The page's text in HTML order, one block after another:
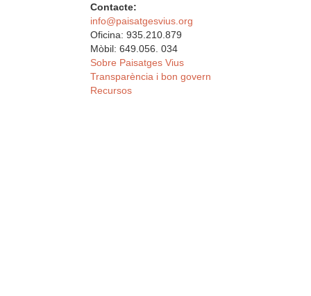
Contacte:
info@paisatgesvius.org
Oficina: 935.210.879
Mòbil: 649.056. 034
Sobre Paisatges Vius
Transparència i bon govern
Recursos